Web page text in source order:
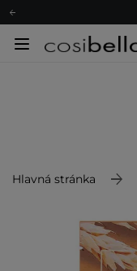
Hlavná stránka